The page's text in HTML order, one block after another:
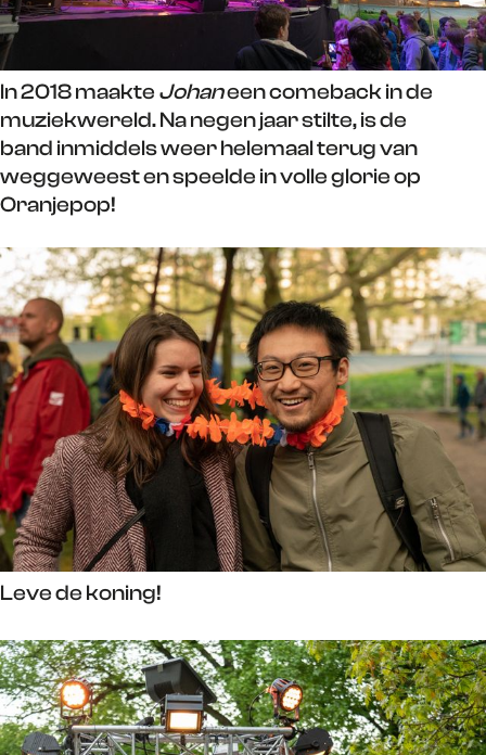
In 2018 maakte Johaneen comeback in de
muziekwereld. Na negen jaar stilte, is de
band inmiddels weer helemaal terug van
weggeweest en speelde in volle glorie op
Oranjepop!
Leve de koning!